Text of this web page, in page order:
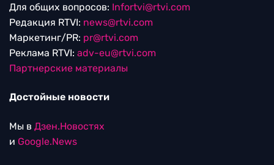
Для общих вопросов: Infortvi@rtvi.com
Редакция RTVI: news@rtvi.com
Маркетинг/PR: pr@rtvi.com
Реклама RTVI: adv-eu@rtvi.com
Партнерские материалы
Достойные новости
Мы в Дзен.Новостях
и Google.News